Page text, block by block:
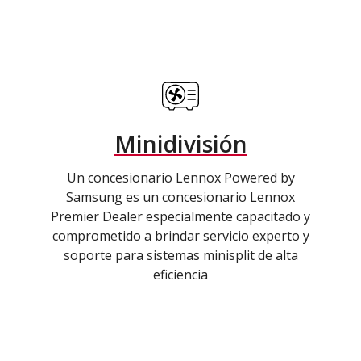
Minidivisión
Un concesionario Lennox Powered by
Samsung es un concesionario Lennox
Premier Dealer especialmente capacitado y
comprometido a brindar servicio experto y
soporte para sistemas minisplit de alta
eficiencia